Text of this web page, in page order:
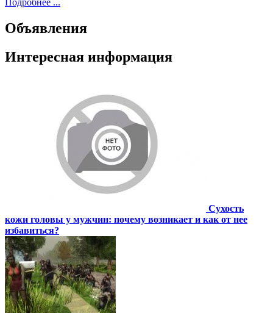
Подробнее ...
Объявления
Интересная информация
Сухость
кожи головы у мужчин: почему возникает и как от нее
избавиться?